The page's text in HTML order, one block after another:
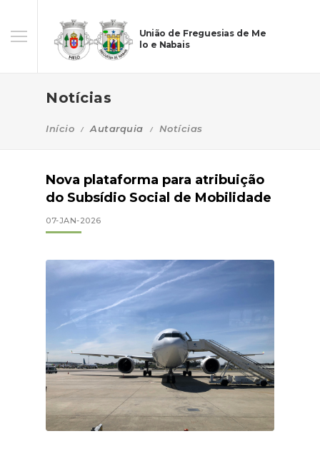
União de Freguesias de Me
lo e Nabais
Notícias
Início Autarquia Notícias
Nova plataforma para atribuição
do Subsídio Social de Mobilidade
07-JAN-2026